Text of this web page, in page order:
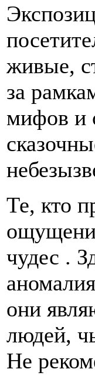
живые,
за
мифов и
Те, кто
чудес .
они
людей,
Не